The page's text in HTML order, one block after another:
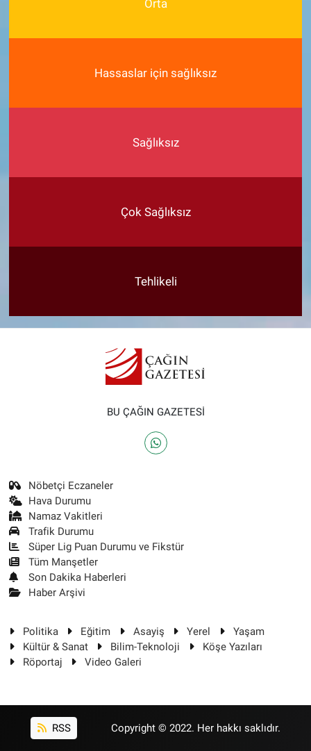
Orta
Hassaslar için sağlıksız
Sağlıksız
Çok Sağlıksız
Tehlikeli
BU ÇAĞIN GAZETESİ
Nöbetçi Eczaneler
Hava Durumu
Namaz Vakitleri
Trafik Durumu
Süper Lig Puan Durumu ve Fikstür
Tüm Manşetler
Son Dakika Haberleri
Haber Arşivi
Politika Eğitim Asayiş Yerel
Yaşam
Kültür & Sanat
Bilim-Teknoloji
Köşe Yazıları
Röportaj
Video Galeri
RSS Copyright © 2022. Her hakkı saklıdır.